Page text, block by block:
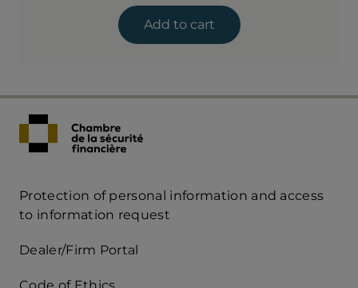
Add to cart
Acces
mobile
Protection of personal information and access
to information request
Dealer/Firm Portal